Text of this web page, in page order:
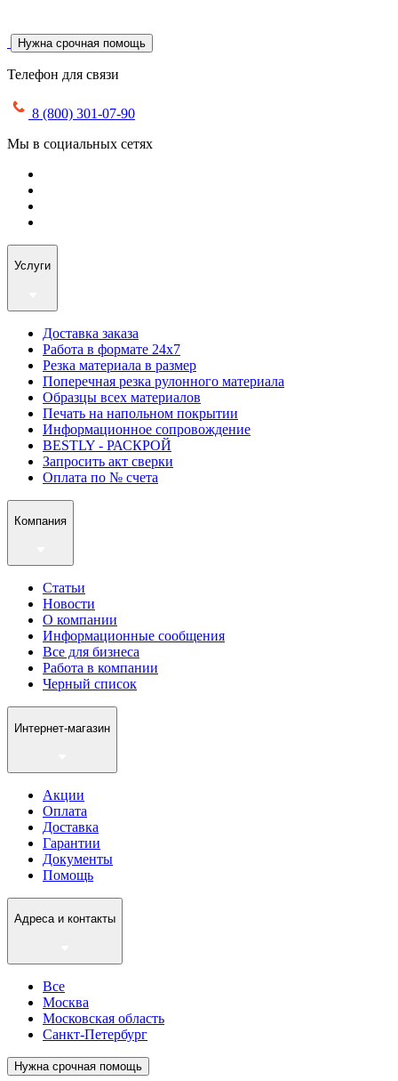
Нужна срочная помощь
Телефон для связи
8 (800) 301-07-90
Мы в социальных сетях
Услуги
Доставка заказа
Работа в формате 24х7
Резка материала в размер
Поперечная резка рулонного материала
Образцы всех материалов
Печать на напольном покрытии
Информационное сопровождение
BESTLY - РАСКРОЙ
Запросить акт сверки
Оплата по № счета
Компания
Статьи
Новости
О компании
Информационные сообщения
Все для бизнеса
Работа в компании
Черный список
Интернет-магазин
Акции
Оплата
Доставка
Гарантии
Документы
Помощь
Адреса и контакты
Все
Москва
Московская область
Санкт-Петербург
Нужна срочная помощь